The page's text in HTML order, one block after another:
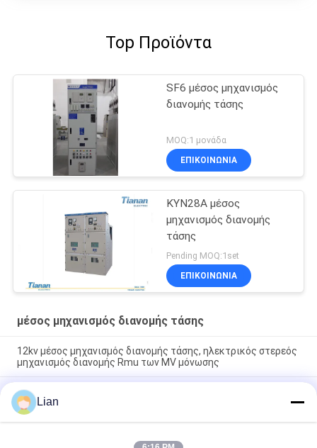
Top Προϊόντα
SF6 μέσος μηχανισμός
διανομής τάσης
MOQ:1 μονάδα
ΕΠΙΚΟΙΝΩΝΊΑ
KYN28A μέσος
μηχανισμός διανομής
τάσης
Pending MOQ:1set
ΕΠΙΚΟΙΝΩΝΊΑ
μέσος μηχανισμός διανομής τάσης
12kv μέσος μηχανισμός διανομής τάσης, ηλεκτρικός στερεός
μηχανισμός διανομής Rmu των MV μόνωσης
Κύριες μονάδες δαχτυλιδιών Rmu MV GIS Sf6 και συμπαγές
μέταλλο εναλλασσόμενου ρεύματος συστημάτων μηχανισμών
διανομής - ντυμένες
Sf6 μονωμένος ο αέριο μηχανισμός διανομής, χτυπά την
Lian